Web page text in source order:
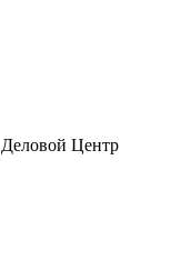
Деловой Центр